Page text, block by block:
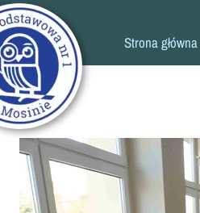
Strona główna